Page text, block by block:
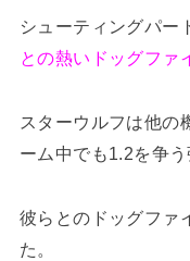
シューティングパー
との熱いドッグファ
スターウルフは他の
ーム中でも1.2を争う
彼らとのドッグファ
た。